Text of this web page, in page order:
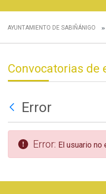
AYUNTAMIENTO DE SABIÑÁNIGO
Convocatorias de
Error
Error: El usuario no